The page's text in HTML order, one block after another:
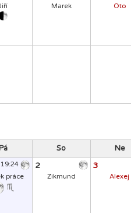
Marek Oto
So Ne
19:24
práce
2
Zikmund
3
Alexej